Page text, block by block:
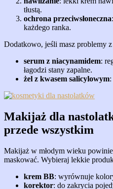
tłustą.
ochrona przeciwsłoneczna
każdego ranka.
Dodatkowo, jeśli masz problemy
serum z niacynamidem:
łagodzi stany zapalne.
żel z kwasem salicylowym
Makijaż dla
przede wszystkim
Makijaż w młodym wieku
maskować. Wybieraj lekkie
krem BB: wyrównuje
korektor: do zakrycia